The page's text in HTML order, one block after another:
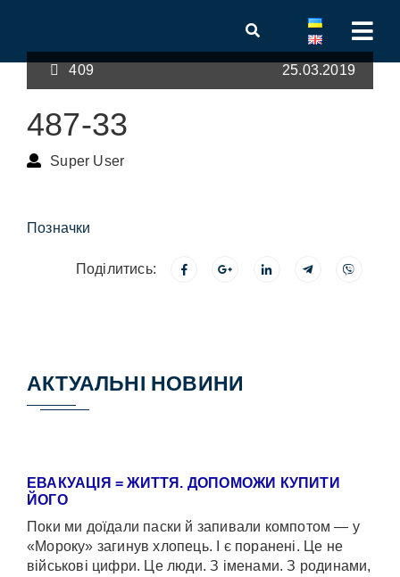
409 25.03.2019
487-33
Super User
Позначки
Поділитись:
АКТУАЛЬНІ НОВИНИ
ЕВАКУАЦІЯ = ЖИТТЯ. ДОПОМОЖИ КУПИТИ
ЙОГО
Поки ми доїдали паски й запивали компотом — у
«Мороку» загинув хлопець. І є поранені. Це не
військові цифри. Це люди. З іменами. З родинами,